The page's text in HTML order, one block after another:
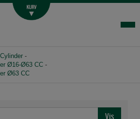
Cylinder -
Ø16-Ø63 CC -
Ø63 CC